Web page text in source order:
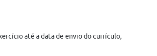
até a data de envio do currículo;